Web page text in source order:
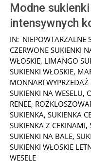
Modne
intensywnych
2024-
04-
22
IN: NIEPOWTARZALNE
CZERWONE SUKIENKI
WŁOSKIE, LIMANGO
SUKIENKI WŁOSKIE,
MONNARI WYPRZEDAŻ
SUKIENKI NA WESELU,
RENEE,
SUKIENKA, SUKIENKA
SUKIENKA Z CEKINAMI,
SUKIENKI NA BALE,
SUKIENKI WŁOSKIE
WESELE